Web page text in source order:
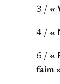
3 / «
4 / «
6 / «
faim